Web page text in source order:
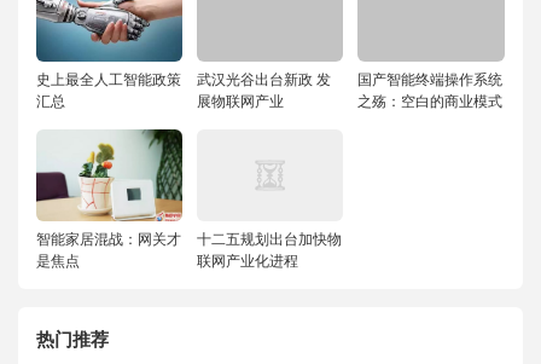
史上最全人工智能政策
汇总
武汉光谷出台新政 发
展物联网产业
国产智能终端操作系统
之殇：空白的商业模式
智能家居混战：网关才
是焦点
十二五规划出台加快物
联网产业化进程
热门推荐